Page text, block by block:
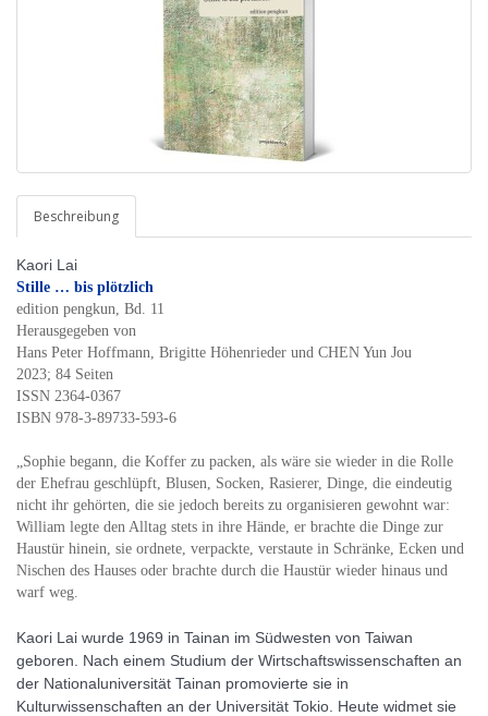
Beschreibung
Kaori Lai
Stille … bis plötzlich
edition pengkun, Bd. 11
Herausgegeben von
Hans Peter Hoffmann, Brigitte Höhenrieder und CHEN Yun Jou
2023; 84 Seiten
ISSN 2364-0367
ISBN 978-3-89733-593-6
„Sophie begann, die Koffer zu packen, als wäre sie wieder in die Rolle
der Ehefrau geschlüpft, Blusen, Socken, Rasierer, Dinge, die eindeutig
nicht ihr gehörten, die sie jedoch bereits zu organisieren gewohnt war:
William legte den Alltag stets in ihre Hände, er brachte die Dinge zur
Haustür hinein, sie ordnete, verpackte, verstaute in Schränke, Ecken und
Nischen des Hauses oder brachte durch die Haustür wieder hinaus und
warf weg.
Kaori Lai wurde 1969 in Tainan im Südwesten von Taiwan
geboren. Nach einem Studium der Wirtschaftswissenschaften an
der Nationaluniversität Tainan promovierte sie in
Kulturwissenschaften an der Universität Tokio. Heute widmet sie